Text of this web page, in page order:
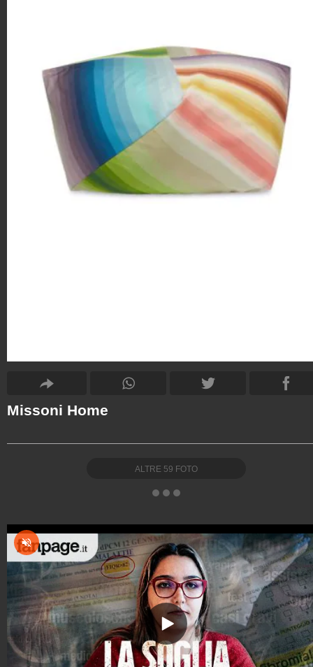
Missoni Home
ALTRE 59 FOTO